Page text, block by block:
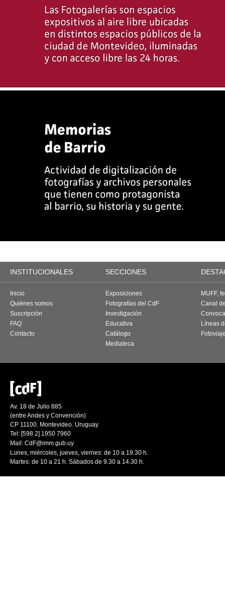
INSTITUCIONALES SECCIONES
Inicio
Quiénes somos
Suscripción
FAQ
Contacto
Exposiciones
Fotografías del CdF
Investigación
Educativa
Catálogo
Mediateca
MUFF,
Canal
Líneas
Av. 18 de Julio 885
(entre Andes y Convención)
CP 11100. Montevideo. Uruguay
Tel: [598 2] 1950 7960
Mail: CdF@imm.gub.uy
Lunes, miércoles, jueves, viernes: de 10 a 19.30 h.
Martes: de 10 a 21 h. Sábados de 9.30 a 14.30 h.